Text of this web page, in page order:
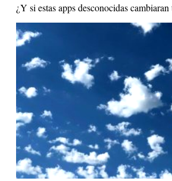
¿Y si estas apps desconocidas